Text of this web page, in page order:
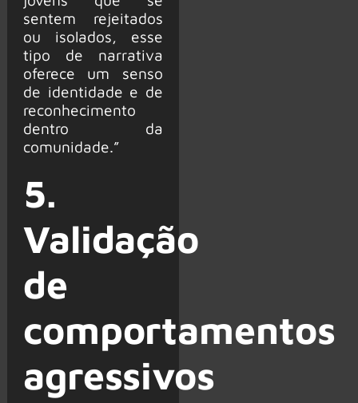
sentem rejeitados
ou isolados, esse
tipo de narrativa
oferece um senso
de identidade e de
reconhecimento
dentro da
comunidade.”
5.
Validação
de
comportamentos
agressivos